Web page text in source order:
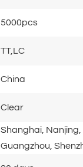
5000pcs
TT,LC
China
Clear
Shanghai, Nanjing,
Guangzhou,